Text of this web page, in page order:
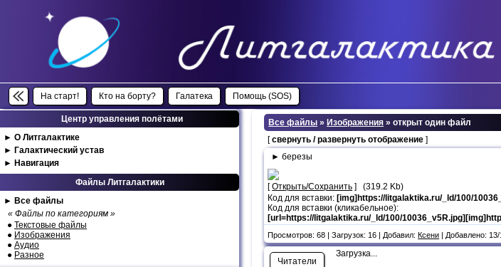
На старт! Кто на борту? Галатека Помощь (SOS)
Центр управления полётами
► О Литгалактике
► Галактический устав
► Навигация
Файлы Литгалактики
► Все файлы
« Файлы по категориям »
● Текстовые файлы
● Изображения
● Аудио
● Разное
Все файлы »Изображения » открыт один файл
[свернуть / развернуть отображение ]
► березы
[Открыть/Сохранить ] (319.2 Kb)
Код для вставки:[img]https://litgalaktika.ru/_ld/100/
Код для вставки (кликабельное):
[url=https://litgalaktika.ru/_ld/100/
Просмотров: 68 | Загрузок: 16 | Добавил:Ксени | Добавлено:
Читатели
Загрузка...